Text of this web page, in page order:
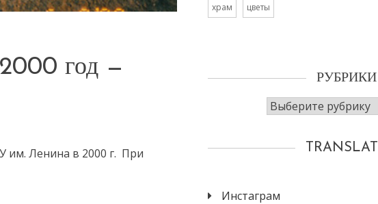
год —
им. Ленина в 2000 г. При
храм цветы
РУБРИКИ
Рубрики
Инстаграм